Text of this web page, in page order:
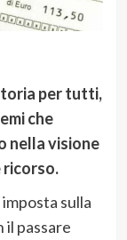
per tutti,
che
nella visione
ricorso.
sulla
il passare